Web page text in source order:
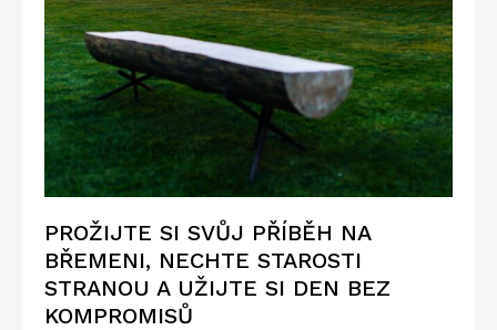
PROŽIJTE SI SVŮJ PŘÍBĚH NA
BŘEMENI, NECHTE STAROSTI
STRANOU A UŽIJTE SI DEN BEZ
KOMPROMISŮ